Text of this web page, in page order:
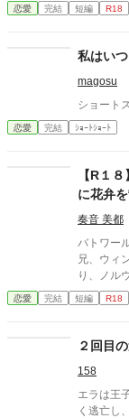
恋愛 完結 短編 R18
私はい
magosu
ショート
恋愛 完結 ｼｮｰﾄｼｮｰﾄ
【R１
に花弁
奏音 美都
バトワー
兄、ウィ
り、ノル
持ち上が
ために、お見合
のお見合
恋愛 完結 短編 R18
２回目
158
エラは王
く逃亡し